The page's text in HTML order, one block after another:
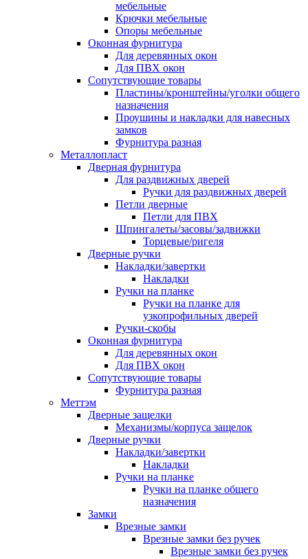
мебельные
Крючки мебельные
Опоры мебельные
Оконная фурнитура
Для деревянных окон
Для ПВХ окон
Сопутствующие товары
Пластины/кронштейны/уголки общего
назначения
Проушины и накладки для навесных
замков
Фурнитура разная
Металлопласт
Дверная фурнитура
Для раздвижных дверей
Ручки для раздвижных дверей
Петли дверные
Петли для ПВХ
Шпингалеты/засовы/задвижки
Торцевые/ригеля
Дверные ручки
Накладки/завертки
Накладки
Ручки на планке
Ручки на планке для
узкопрофильных дверей
Ручки-скобы
Оконная фурнитура
Для деревянных окон
Для ПВХ окон
Сопутствующие товары
Фурнитура разная
Меттэм
Дверные защелки
Механизмы/корпуса защелок
Дверные ручки
Накладки/завертки
Накладки
Ручки на планке
Ручки на планке общего
назначения
Замки
Врезные замки
Врезные замки без ручек
Врезные замки без ручек